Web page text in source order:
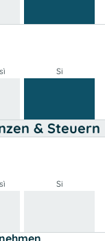
Si
& Steuern
Si